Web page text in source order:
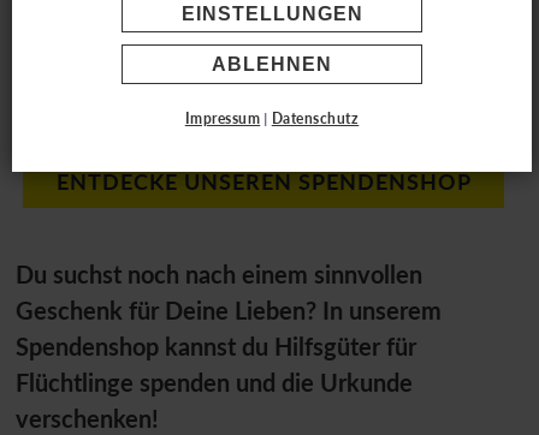
EINSTELLUNGEN
ABLEHNEN
Impressum | Datenschutz
Dein Geschenk macht
Freude
ENTDECKE UNSEREN SPENDENSHOP
Du suchst noch nach einem sinnvollen
Geschenk für Deine Lieben? In unserem
Spendenshop kannst du Hilfsgüter für
Flüchtlinge spenden und die Urkunde
verschenken!